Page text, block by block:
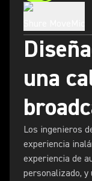
Los ingenieros
experiencia
experiencia de
personalizado,
una